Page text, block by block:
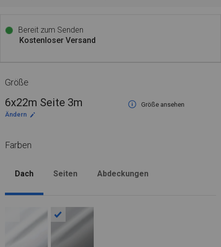
Bereit zum Senden
Kostenloser Versand
Größe
6x22m Seite 3m
Größe ansehen
Ändern
Farben
Dach Seiten Abdeckungen